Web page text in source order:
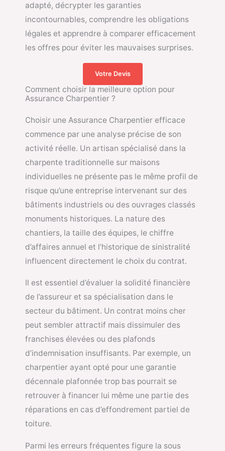
adapté, décrypter les garanties
incontournables, comprendre les obligations
légales et apprendre à comparer efficacement
les offres pour éviter les mauvaises surprises.
Votre Devis
Comment choisir la meilleure option pour
Assurance Charpentier ?
Choisir une Assurance Charpentier efficace
commence par une analyse précise de son
activité réelle. Un artisan spécialisé dans la
charpente traditionnelle sur maisons
individuelles ne présente pas le même profil de
risque qu’une entreprise intervenant sur des
bâtiments industriels ou des ouvrages classés
monuments historiques. La nature des
chantiers, la taille des équipes, le chiffre
d’affaires annuel et l’historique de sinistralité
influencent directement le choix du contrat.
Il est essentiel d’évaluer la solidité financière
de l’assureur et sa spécialisation dans le
secteur du bâtiment. Un contrat moins cher
peut sembler attractif mais dissimuler des
franchises élevées ou des plafonds
d’indemnisation insuffisants. Par exemple, un
charpentier ayant opté pour une garantie
décennale plafonnée trop bas pourrait se
retrouver à financer lui même une partie des
réparations en cas d’effondrement partiel de
toiture.
Parmi les erreurs fréquentes figure la sous